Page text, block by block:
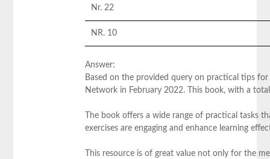
Nr. 22
NR. 10
Answer:
Based on ‌the provided query on practical tips
Network in February 2022. This book, with a
The book offers a​ wide range of practical tasks‌
exercises are engaging and enhance ⁣learning
This resource is of great value not only for ⁢the